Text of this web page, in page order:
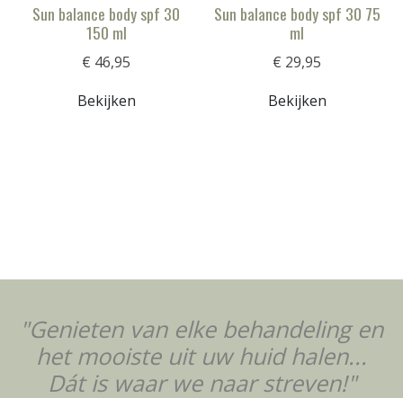
Sun balance body spf 30
150 ml
€ 46,95
Bekijken
Sun balance body spf 30 75
ml
€ 29,95
Bekijken
"Genieten van elke behandeling en
het mooiste uit uw huid halen...
Dát is waar we naar streven!"